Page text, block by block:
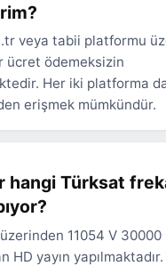
veya tabii platformu
ücret ödemeksizin
Her iki platforma
erişmek mümkündür.
hangi Türksat
11054 V 30000
HD yayın yapılmaktadır.